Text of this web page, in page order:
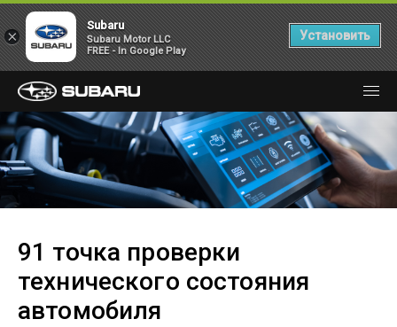
91 точка проверки
технического состояния
автомобиля
×
Subaru
Subaru Motor LLC
FREE - In Google Play
Установить